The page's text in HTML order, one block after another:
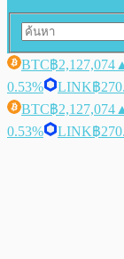
BTC฿2,127,074
0.53%
LINK฿
BTC฿2,127,074
0.53%
LINK฿